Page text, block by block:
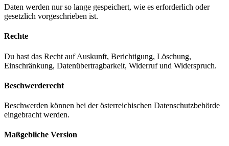
Daten werden nur so lange gespeichert, wie es erforderlich oder
gesetzlich vorgeschrieben ist.
Rechte
Du hast das Recht auf Auskunft, Berichtigung, Löschung,
Einschränkung, Datenübertragbarkeit, Widerruf und Widerspruch.
Beschwerderecht
Beschwerden können bei der österreichischen Datenschutzbehörde
eingebracht werden.
Maßgebliche Version